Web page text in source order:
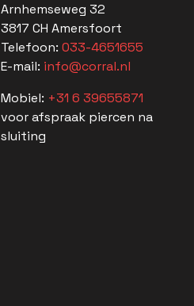
Arnhemseweg 32
3817 CH Amersfoort
Telefoon: 033-4651655
E-mail: info@corral.nl
Mobiel: +31 6 39655871
voor afspraak piercen na
sluiting